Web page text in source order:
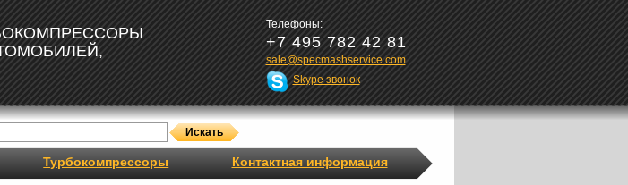
Телефоны:
+7 495 782 42 81
sale@specmashservice.com
Skype звонок
Турбокомпрессоры Контактная информация